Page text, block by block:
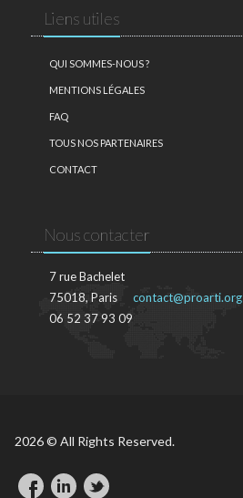
Liens utiles
QUI SOMMES-NOUS ?
MENTIONS LÉGALES
FAQ
TOUS NOS PARTENAIRES
CONTACT
Nous contacter
7 rue Bachelet
75018, Paris
06 52 37 93 09
contact@proarti.org
2026 © All Rights Reserved.